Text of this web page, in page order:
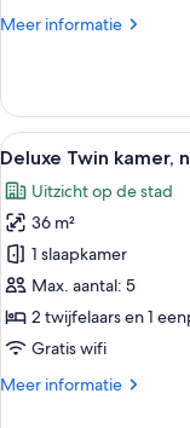
laden
Meer informatie
Meer
Twin
kamer,
niet-
(Plus)
Alle
foto's
voor
Deluxe
Twin
kamer,
niet-
roken
Triple)
8
Deluxe Twin kamer,
Uitzicht op de stad
36 m²
1 slaapkamer
Max. aantal: 5
2 twijfelaars en 1
Gratis wifi
Meer informatie
Meer